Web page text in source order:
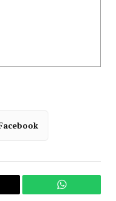
WhatsApp